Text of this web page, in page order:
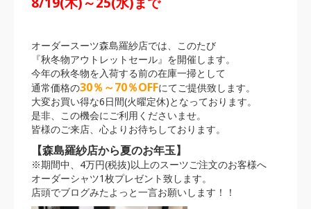
オーダースーツ森島羅紗店では、このたび
『秋冬物アウトレットセール』を開催します。
今年の秋冬物を入荷する前の在庫一掃として
通常価格の30％～70％OFFにてご提供致します。
大変お買い得な6日間(火曜定休)となっております。
是非、この機会にご利用くださいませ。
皆様のご来店、心よりお待ちしております。
【森島羅紗店から夏のお年玉】
※期間中、4万円(税抜)以上のスーツご注文のお客様へ
オーダーシャツ1枚プレゼント致します。
店頭でブログみたよっと一言お願いします！！